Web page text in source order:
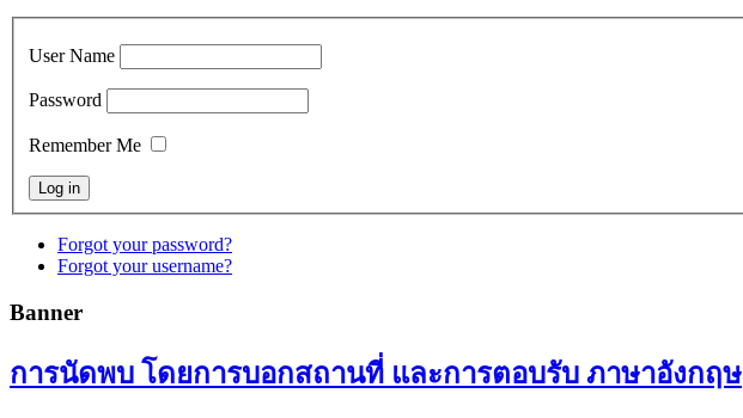
User Name
Password
Remember Me
Forgot your password?
Forgot your username?
Banner
การนัดพบ โดยการบอกสถานที่ และการตอบรับ ภาษาอังกฤษ